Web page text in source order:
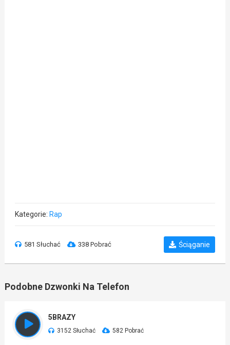
Kategorie: Rap
581 Słuchać 338 Pobrać Ściąganie
Podobne Dzwonki Na Telefon
5BRAZY
3152 Słuchać 582 Pobrać